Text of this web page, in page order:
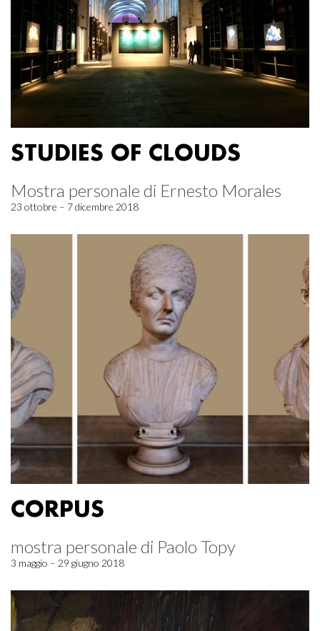
STUDIES OF CLOUDS
Mostra personale di Ernesto Morales
23 ottobre – 7 dicembre 2018
CORPUS
mostra personale di Paolo Topy
3 maggio – 29 giugno 2018